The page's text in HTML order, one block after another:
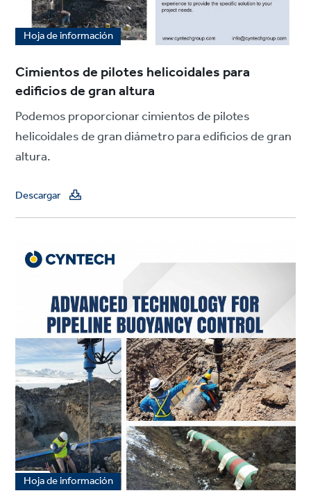
Hoja de información
Cimientos de pilotes helicoidales para
edificios de gran altura
Podemos proporcionar cimientos de pilotes
helicoidales de gran diámetro para edificios de gran
altura.
Descargar
Hoja de información